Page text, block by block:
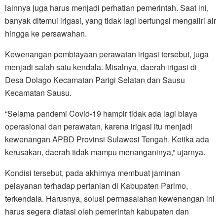
lainnya juga harus menjadi perhatian pemerintah. Saat ini,
banyak ditemui irigasi, yang tidak lagi berfungsi mengaliri air
hingga ke persawahan.
Kewenangan pembiayaan perawatan irigasi tersebut, juga
menjadi salah satu kendala. Misalnya, daerah irigasi di
Desa Dolago Kecamatan Parigi Selatan dan Sausu
Kecamatan Sausu.
“Selama pandemi Covid-19 hampir tidak ada lagi biaya
operasional dan perawatan, karena irigasi itu menjadi
kewenangan APBD Provinsi Sulawesi Tengah. Ketika ada
kerusakan, daerah tidak mampu menanganinya,” ujarnya.
Kondisi tersebut, pada akhirnya membuat jaminan
pelayanan terhadap pertanian di Kabupaten Parimo,
terkendala. Harusnya, solusi permasalahan kewenangan ini
harus segera diatasi oleh pemerintah kabupaten dan